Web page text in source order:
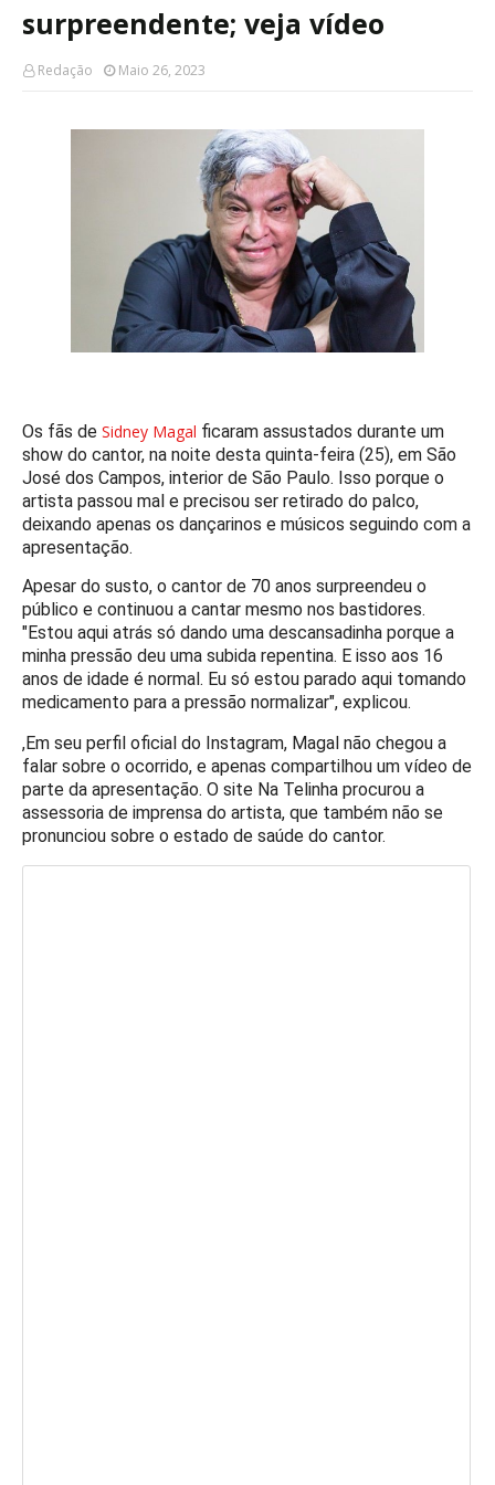
surpreendente; veja vídeo
Redação Maio 26, 2023
Os fãs de Sidney Magal ficaram assustados durante um
show do cantor, na noite desta quinta-feira (25), em São
José dos Campos, interior de São Paulo. Isso porque o
artista passou mal e precisou ser retirado do palco,
deixando apenas os dançarinos e músicos seguindo com a
apresentação.
Apesar do susto, o cantor de 70 anos surpreendeu o
público e continuou a cantar mesmo nos bastidores.
"Estou aqui atrás só dando uma descansadinha porque a
minha pressão deu uma subida repentina. E isso aos 16
anos de idade é normal. Eu só estou parado aqui tomando
medicamento para a pressão normalizar", explicou.
,Em seu perfil oficial do Instagram, Magal não chegou a
falar sobre o ocorrido, e apenas compartilhou um vídeo de
parte da apresentação. O site Na Telinha procurou a
assessoria de imprensa do artista, que também não se
pronunciou sobre o estado de saúde do cantor.